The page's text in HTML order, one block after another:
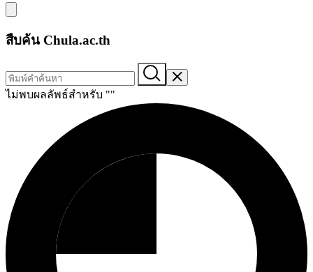
สืบค้น Chula.ac.th
ไม่พบผลลัพธ์สำหรับ ""